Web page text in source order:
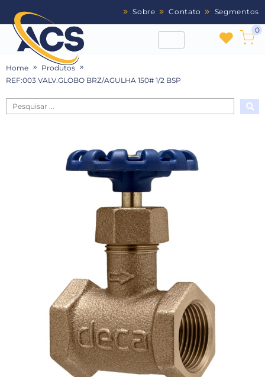
Sobre Contato Segmentos
0
Home
Produtos
REF:003 VALV.GLOBO BRZ/AGULHA 150# 1/2 BSP